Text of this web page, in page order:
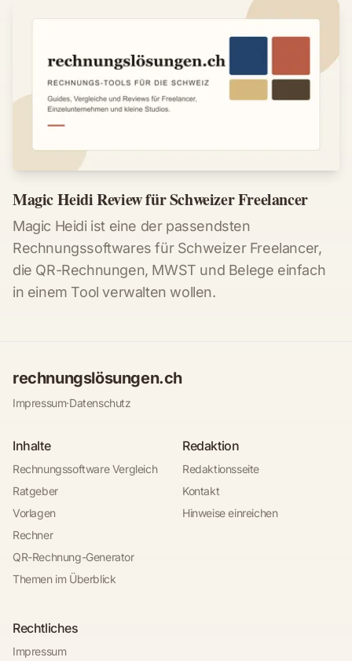
Magic Heidi Review für Schweizer Freelancer
Magic Heidi ist eine der passendsten
Rechnungssoftwares für Schweizer Freelancer,
die QR-Rechnungen, MWST und Belege einfach
in einem Tool verwalten wollen.
rechnungslösungen.ch
Impressum·Datenschutz
Inhalte
Rechnungssoftware Vergleich
Ratgeber
Vorlagen
Rechner
QR-Rechnung-Generator
Themen im Überblick
Redaktion
Redaktionsseite
Kontakt
Hinweise einreichen
Rechtliches
Impressum